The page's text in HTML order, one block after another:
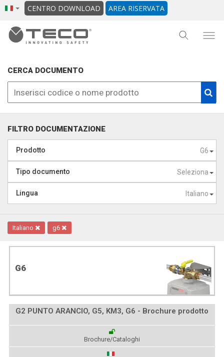
CENTRO DOWNLOAD AREA RISERVATA
CERCA DOCUMENTO
FILTRO DOCUMENTAZIONE
G6
Prodotto
Seleziona
Tipo documento
Italiano
Lingua
Italiano g6
G6
G2 PUNTO ARANCIO, G5, KM3, G6 - Brochure prodotto
Brochure/Cataloghi